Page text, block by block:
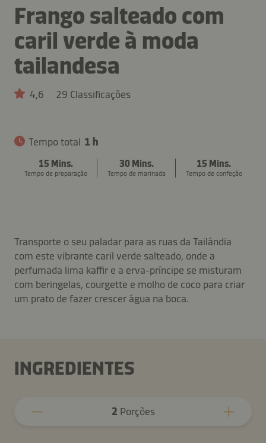
Frango salteado com
caril verde à moda
tailandesa
4,6 29 Classificações
Tempo total 1 h
15 Mins.
Tempo de preparação
30 Mins.
Tempo de marinada
15 Mins.
Tempo de confeção
Transporte o seu paladar para as ruas da Tailândia
com este vibrante caril verde salteado, onde a
perfumada lima kaffir e a erva-príncipe se misturam
com beringelas, courgette e molho de coco para criar
um prato de fazer crescer água na boca.
INGREDIENTES
2 Porções